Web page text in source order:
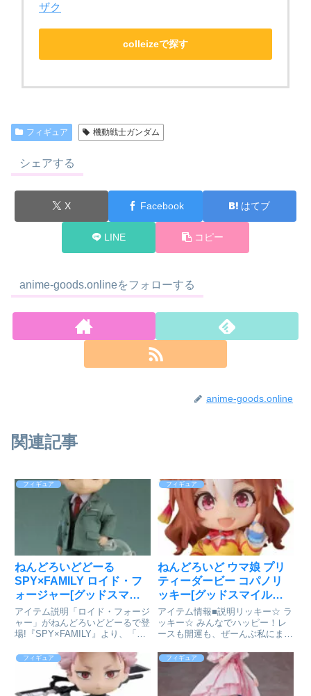
ザク
colleizeで探す
フィギュア 機動戦士ガンダム
シェアする
X Facebook はてブ
LINE コピー
anime-goods.onlineをフォローする
anime-goods.online
関連記事
フィギュア
ねんどろいどどーる
SPY×FAMILY ロイド・フ
ォージャー[グッドスマイ
ルカンパニー]が予約受付
開始
アイテム説明「ロイド・フォージ
ャー」がねんどろいどどーるで登
場!『SPY×FAMILY』より、「ロ
いどどーる化！※肌の色味はキャ
ラクターのオリジナルカラーを採
用しています。※トルソーは付属
しません。※長時間着せ...
フィギュア
ねんどろいど ウマ娘 プリ
ティーダービー コパノリ
ッキー[グッドスマイルカ
ンパニー]が予約受付中
アイテム情報■説明リッキー☆ ラ
ッキー☆ みんなでハッピー！レ
ースも開運も、ぜーんぶ私にまか
ーダービー』より、明るく朗らか
な自他共に認めるラッキーガール
のウマ娘「コパノリッキー」がね
んどろいどになって登場です。...
フィギュア フィギュア